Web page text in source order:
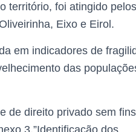
território, foi atingido pelos
Eixo e Eirol.
em indicadores de
das
de direito privado sem fins
3.”Identificação dos